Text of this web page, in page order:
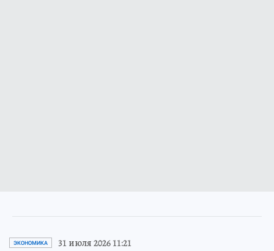
ЭКОНОМИКА 31 июля 2026 11:21